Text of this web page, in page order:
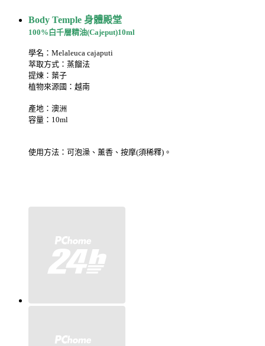
Body Temple 身體殿堂
100%白千層精油(Cajeput)10ml
學名：Melaleuca cajaputi
萃取方式：蒸餾法
提煉：葉子
植物來源國：越南
產地：澳洲
容量：10ml
使用方法：可泡澡、薰香、按摩(須稀釋)。